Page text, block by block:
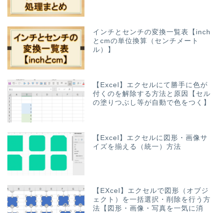
インチとセンチの変換一覧表【inch
とcmの単位換算（センチメート
ル）】
【Excel】エクセルにて勝手に色が
付くのを解除する方法と原因【セル
の塗りつぶし等が自動で色をつく】
【Excel】エクセルに図形・画像サ
イズを揃える（統一）方法
【EXcel】エクセルで図形（オブジ
ェクト）を一括選択・削除を行う方
法【図形・画像・写真を一気に消